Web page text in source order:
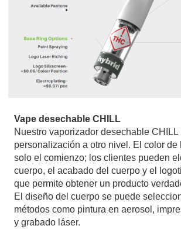
Vape desechable CHILL
Nuestro vaporizador desechable CHILL
personalización a otro nivel. El color de
solo el comienzo; los clientes pueden
cuerpo, el acabado del cuerpo y el
que permite obtener un producto
El diseño del cuerpo se puede
métodos como pintura en aerosol,
y grabado láser.